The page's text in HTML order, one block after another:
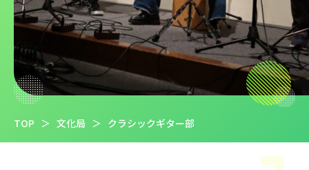
TOP ＞ 文化局 ＞ クラシックギター部